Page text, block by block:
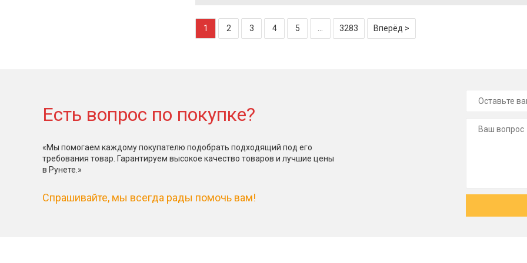
1 2 3 4 5 3283 Вперёд >
Есть вопрос по покупке?
«Мы помогаем каждому покупателю подобрать подходящий под его
требования товар. Гарантируем высокое качество товаров и лучшие цены
в Рунете.»
Спрашивайте, мы всегда рады помочь вам!